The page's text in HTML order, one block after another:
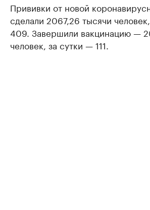
Прививки от новой
сделали 2067,26 тысячи
409. Завершили вакцинацию —
человек, за сутки — 111.